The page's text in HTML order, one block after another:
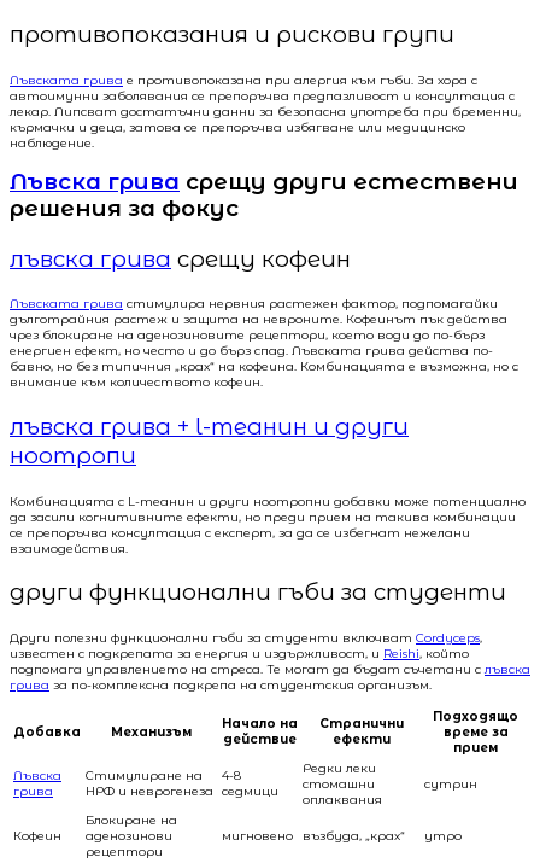
противопоказания и рискови групи
Лъвската грива е противопоказана при алергия към гъби. За хора с
автоимунни заболявания се препоръчва предпазливост и консултация с
лекар. Липсват достатъчни данни за безопасна употреба при бременни,
кърмачки и деца, затова се препоръчва избягване или медицинско
наблюдение.
Лъвска грива срещу други естествени
решения за фокус
лъвска грива срещу кофеин
Лъвската грива стимулира нервния растежен фактор, подпомагайки
дълготрайния растеж и защита на невроните. Кофеинът пък действа
чрез блокиране на аденозиновите рецептори, което води до по-бърз
енергиен ефект, но често и до бърз спад. Лъвската грива действа по-
бавно, но без типичния „крах“ на кофеина. Комбинацията е възможна, но с
внимание към количеството кофеин.
лъвска грива + l-теанин и други
ноотропи
Комбинацията с L-теанин и други ноотропни добавки може потенциално
да засили когнитивните ефекти, но преди прием на такива комбинации
се препоръчва консултация с експерт, за да се избегнат нежелани
взаимодействия.
други функционални гъби за студенти
Други полезни функционални гъби за студенти включват Cordyceps,
известен с подкрепата за енергия и издържливост, и Reishi, който
подпомага управлението на стреса. Те могат да бъдат съчетани слъвска
грива за по-комплексна подкрепа на студентския организъм.
Добавка Механизъм
Начало на
действие
Странични
ефекти
Подходящо
време за
прием
Лъвска
грива
Стимулиране на
НРФ и неврогенеза
4-8
седмици
Редки леки
стомашни
оплаквания
сутрин
Кофеин
Блокиране на
аденозинови
рецептори
мигновено възбуда, „крах“ утро